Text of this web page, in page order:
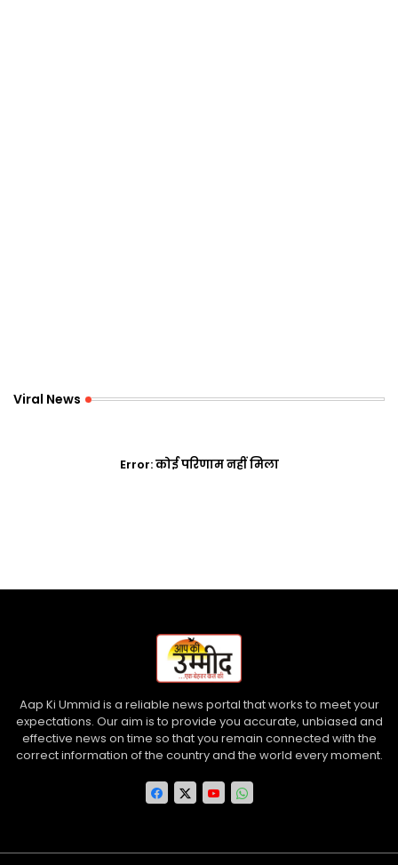
Viral News
Error:कोई परिणाम नहीं मिला
Aap Ki Ummid is a reliable news portal that works to meet your
expectations. Our aim is to provide you accurate, unbiased and
effective news on time so that you remain connected with the
correct information of the country and the world every moment.